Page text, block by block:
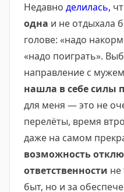
Недавно делилась,
одна и не отдыхала
голове: «надо
«надо поиграть».
направление с
нашла в себе силы
для меня — это не
перелёты, время
даже на самом
возможность
ответственности не
быт, но и за